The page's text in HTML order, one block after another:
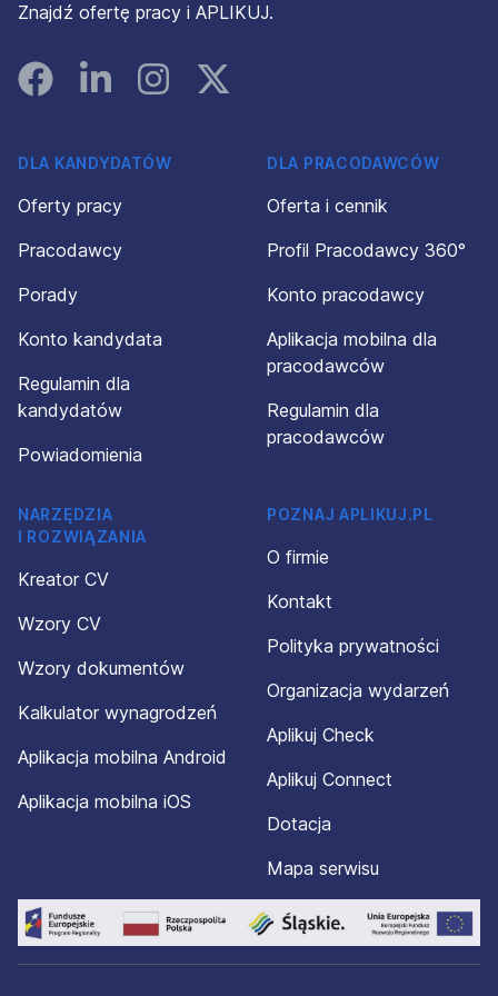
Znajdź ofertę pracy i APLIKUJ.
FacebookLinked InInstagramInstagram
DLA KANDYDATÓW
Oferty pracy
Pracodawcy
Porady
Konto kandydata
Regulamin dla
kandydatów
Powiadomienia
DLA PRACODAWCÓW
Oferta i cennik
Profil Pracodawcy 360°
Konto pracodawcy
Aplikacja mobilna dla
pracodawców
Regulamin dla
pracodawców
NARZĘDZIA
I ROZWIĄZANIA
Kreator CV
Wzory CV
Wzory dokumentów
Kalkulator wynagrodzeń
Aplikacja mobilna Android
Aplikacja mobilna iOS
POZNAJ APLIKUJ.PL
O firmie
Kontakt
Polityka prywatności
Organizacja wydarzeń
Aplikuj Check
Aplikuj Connect
Dotacja
Mapa serwisu